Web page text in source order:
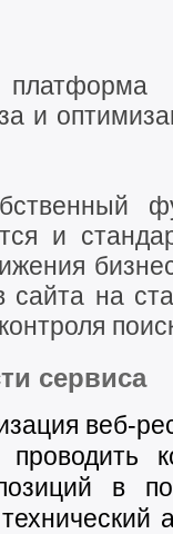
и
и
сайта на
сервиса
веб-
проводить
в